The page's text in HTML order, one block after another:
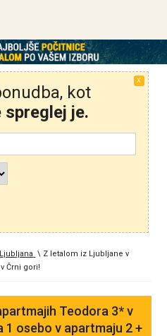
X
kot
spreglej je.
\ Z letalom iz Ljubljane v
Črni gori!
Teodora 3* v
1 osebo v apartmaju 2 +